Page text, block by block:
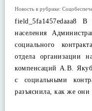
Новость в рубрике:
field_5fa1457edaaa8
населения
социального
отдела организации
компенсаций А.В.
с социальными
разъяснила, как же